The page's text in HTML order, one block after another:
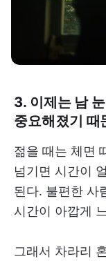
3. 이제는 남
중요해졌기 때
젊을 때는 체면
넘기면 시간이
된다. 불편한 사
시간이 아깝게
그래서 차라리